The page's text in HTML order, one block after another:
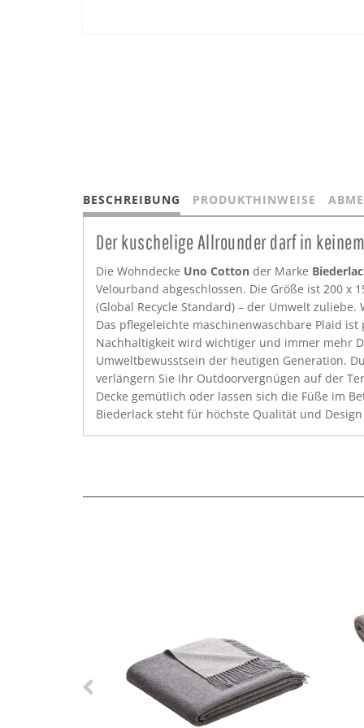
BESCHREIBUNG PRODUKTHINWEISE
Der kuschelige Allrounder darf in
Die Wohndecke Uno Cotton der Marke
Velourband abgeschlossen. Die Größe ist 200 x
(Global Recycle Standard) – der Umwelt
Das pflegeleichte maschinenwaschbare Plaid
Nachhaltigkeit wird wichtiger und immer mehr
Umweltbewusstsein der heutigen Generation.
verlängern Sie Ihr Outdoorvergnügen auf der
Decke gemütlich oder lassen sich die Füße im
Biederlack steht für höchste Qualität und Design